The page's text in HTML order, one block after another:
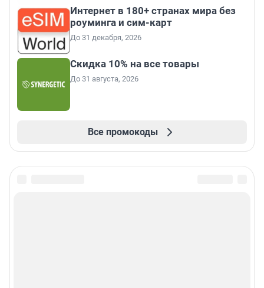
Интернет в 180+ странах мира без
роуминга и сим-карт
До 31 декабря, 2026
Скидка 10% на все товары
До 31 августа, 2026
Все промокоды